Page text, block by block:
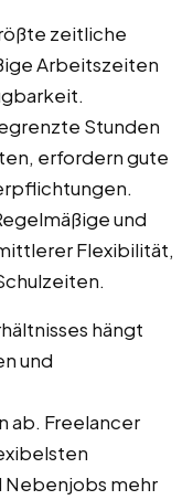
zeitliche
Arbeitszeiten
Stunden
erfordern gute
und
Flexibilität,
hängt
und
ab. Freelancer
Nebenjobs mehr